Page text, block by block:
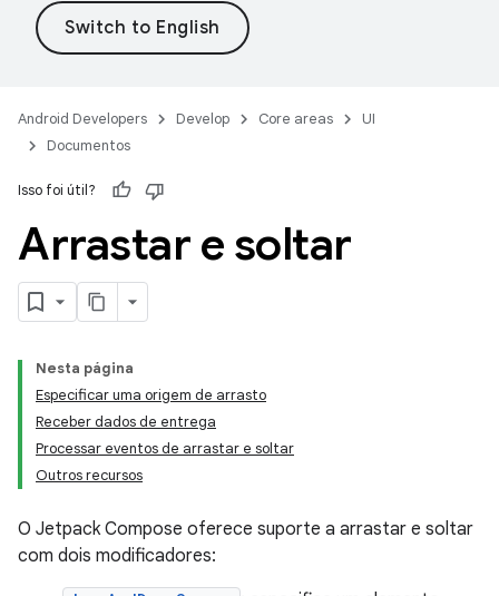
Android Developers Develop Core areas
UI
Documentos
Isso foi útil?
Arrastar e soltar
Nesta página
Especificar uma origem de arrasto
Receber dados de entrega
Processar eventos de arrastar e soltar
Outros recursos
O Jetpack Compose oferece suporte a arrastar e soltar
com dois modificadores: